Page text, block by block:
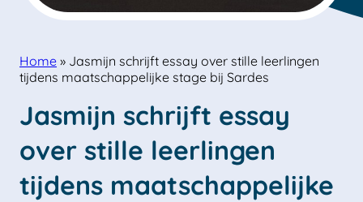
Home » Jasmijn schrijft essay over stille leerlingen
tijdens maatschappelijke stage bij Sardes
Jasmijn schrijft essay
over stille leerlingen
tijdens maatschappelijke